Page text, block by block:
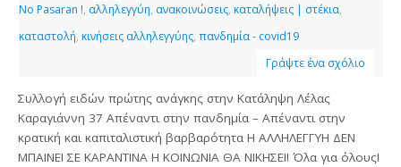
No Pasaran !, αλληλεγγύη, ανακοινώσεις, καταλήψεις | στέκια,
καταστολή, κινήσεις αλληλεγγύης,πανδημία - covid19
Γράψτε ένα σχόλιο
Συλλογή ειδών πρώτης ανάγκης στην Κατάληψη Λέλας
Καραγιάννη 37 Απέναντι στην πανδημία – Απέναντι στην
κρατική και καπιταλιστική βαρβαρότητα H ΑΛΛΗΛΕΓΓΥΗ ΔΕΝ
ΜΠΑΙΝΕΙ ΣΕ ΚΑΡΑΝΤΙΝΑ Η ΚΟΙΝΩΝΙΑ ΘΑ ΝΙΚΗΣΕΙ! Όλα για όλους!